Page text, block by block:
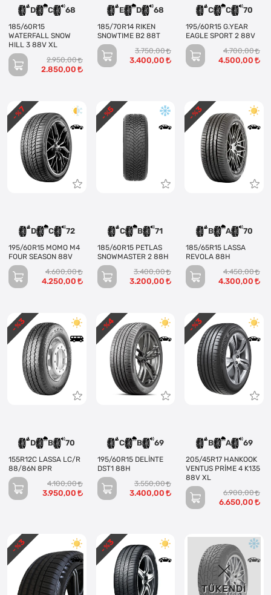
D C 68
185/60R15
WATERFALL SNOW
HILL 3 88V XL
2.950,00
2.850,00
E D 68
185/70R14 RIKEN
SNOWTIME B2 88T
3.750,00
3.400,00
C C 70
195/60R15 G.YEAR
EAGLE SPORT 2 88V
4.700,00
4.500,00
D C 72
195/60R15 MOMO M4
FOUR SEASON 88V
4.600,00
4.250,00
- %
7
C B 71
185/60R15 PETLAS
SNOWMASTER 2 88H
3.400,00
3.200,00
- %
5
B A 70
185/65R15 LASSA
REVOLA 88H
4.450,00
4.300,00
- %
3
D B 70
155R12C LASSA LC/R
88/86N 8PR
4.100,00
3.950,00
- %
3
C B 69
195/60R15 DELİNTE
DST1 88H
3.550,00
3.400,00
- %
4
B A 69
205/45R17 HANKOOK
VENTUS PRİME 4 K135
88V XL
6.900,00
6.650,00
- %
3
- %
3 - %
3
TÜKENDI